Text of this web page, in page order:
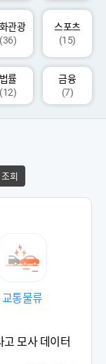
관광
(36)
스포츠
(15)
법률
(12)
금융
(7)
조회
교통물류
고 모사 데이터